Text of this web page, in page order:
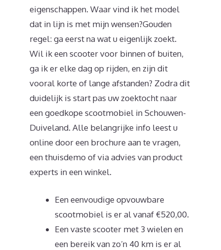
eigenschappen. Waar vind ik het model
dat in lijn is met mijn wensen?Gouden
regel: ga eerst na wat u eigenlijk zoekt.
Wil ik een scooter voor binnen of buiten,
ga ik er elke dag op rijden, en zijn dit
vooral korte of lange afstanden? Zodra dit
duidelijk is start pas uw zoektocht naar
een goedkope scootmobiel in Schouwen-
Duiveland. Alle belangrijke info leest u
online door een brochure aan te vragen,
een thuisdemo of via advies van product
experts in een winkel.
Een eenvoudige opvouwbare
scootmobiel is er al vanaf €520,00.
Een vaste scooter met 3 wielen en
een bereik van zo’n 40 km is er al